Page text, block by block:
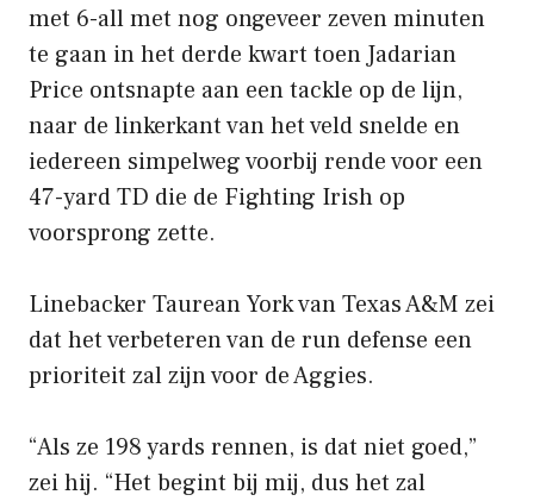
met 6-all met nog ongeveer zeven minuten
te gaan in het derde kwart toen Jadarian
Price ontsnapte aan een tackle op de lijn,
naar de linkerkant van het veld snelde en
iedereen simpelweg voorbij rende voor een
47-yard TD die de Fighting Irish op
voorsprong zette.
Linebacker Taurean York van Texas A&M zei
dat het verbeteren van de run defense een
prioriteit zal zijn voor de Aggies.
“Als ze 198 yards rennen, is dat niet goed,”
zei hij. “Het begint bij mij, dus het zal